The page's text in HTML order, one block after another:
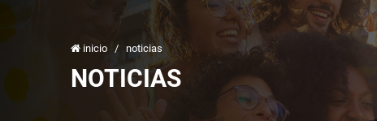
inicio / noticias
NOTICIAS